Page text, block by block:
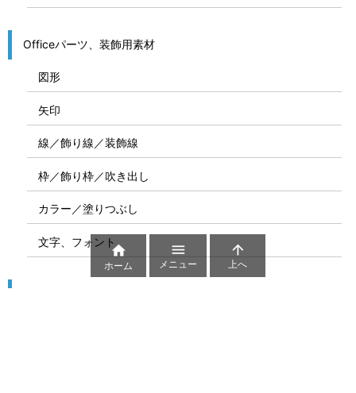
Officeパーツ、装飾用素材
図形
矢印
線／飾り線／装飾線
枠／飾り枠／吹き出し
カラー／塗りつぶし
文字、フォント

ホーム

メニュー

上へ